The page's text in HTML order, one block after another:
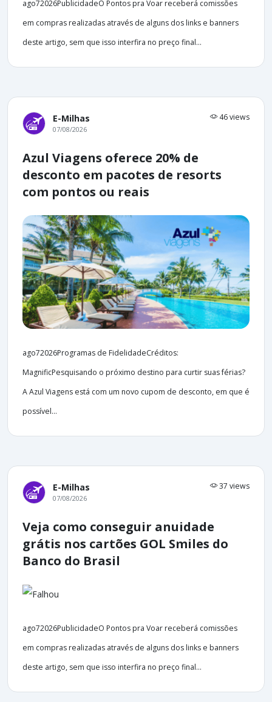
ago72026PublicidadeO Pontos pra Voar receberá comissões
em compras realizadas através de alguns dos links e banners
deste artigo, sem que isso interfira no preço final...
E-Milhas 46 views
07/08/2026
Azul Viagens oferece 20% de
desconto em pacotes de resorts
com pontos ou reais
ago72026Programas de FidelidadeCréditos:
MagnificPesquisando o próximo destino para curtir suas férias?
A Azul Viagens está com um novo cupom de desconto, em que é
possível...
E-Milhas 37 views
07/08/2026
Veja como conseguir anuidade
grátis nos cartões GOL Smiles do
Banco do Brasil
ago72026PublicidadeO Pontos pra Voar receberá comissões
em compras realizadas através de alguns dos links e banners
deste artigo, sem que isso interfira no preço final...